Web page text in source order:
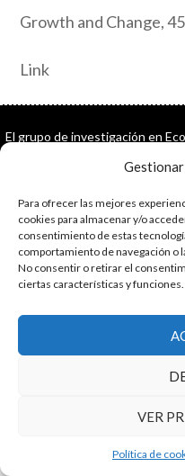
Para ofrecer las mejores
cookies para almacenar y/o
consentimiento de estas
comportamiento de navegación o
No consentir o retirar el
ciertas características y funciones.
VER
Política de
Growth and Change,
Link
El grupo de investigación en
Copyright © 2025 ·Monta
Cookies|
Copyright © 2025 ·Tema para
·